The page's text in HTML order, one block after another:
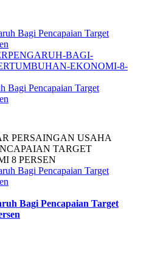
BAGI-
EKONOMI-8-
Bagi Pencapaian Target
PERSAINGAN USAHA
TARGET
8 PERSEN
Bagi Pencapaian Target